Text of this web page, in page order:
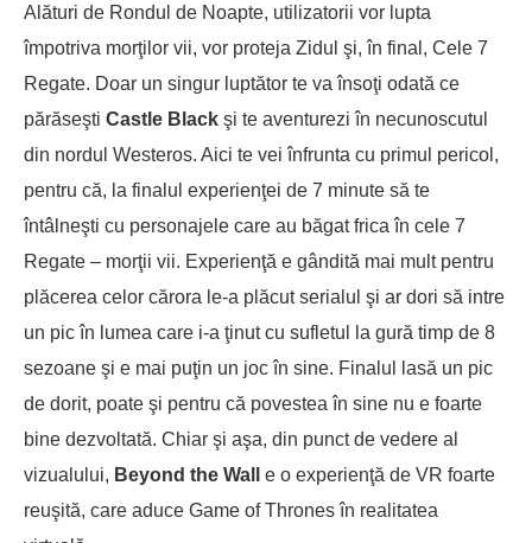
Alături de Rondul de Noapte, utilizatorii vor lupta
împotriva morţilor vii, vor proteja Zidul şi, în final, Cele 7
Regate. Doar un singur luptător te va însoţi odată ce
părăseşti Castle Black şi te aventurezi în necunoscutul
din nordul Westeros. Aici te vei înfrunta cu primul pericol,
pentru că, la finalul experienţei de 7 minute să te
întâlneşti cu personajele care au băgat frica în cele 7
Regate – morţii vii. Experienţă e gândită mai mult pentru
plăcerea celor cărora le-a plăcut serialul şi ar dori să intre
un pic în lumea care i-a ţinut cu sufletul la gură timp de 8
sezoane şi e mai puţin un joc în sine. Finalul lasă un pic
de dorit, poate şi pentru că povestea în sine nu e foarte
bine dezvoltată. Chiar şi aşa, din punct de vedere al
vizualului, Beyond the Wall
e o experienţă de VR foarte
reuşită, care aduce Game of Thrones în realitatea